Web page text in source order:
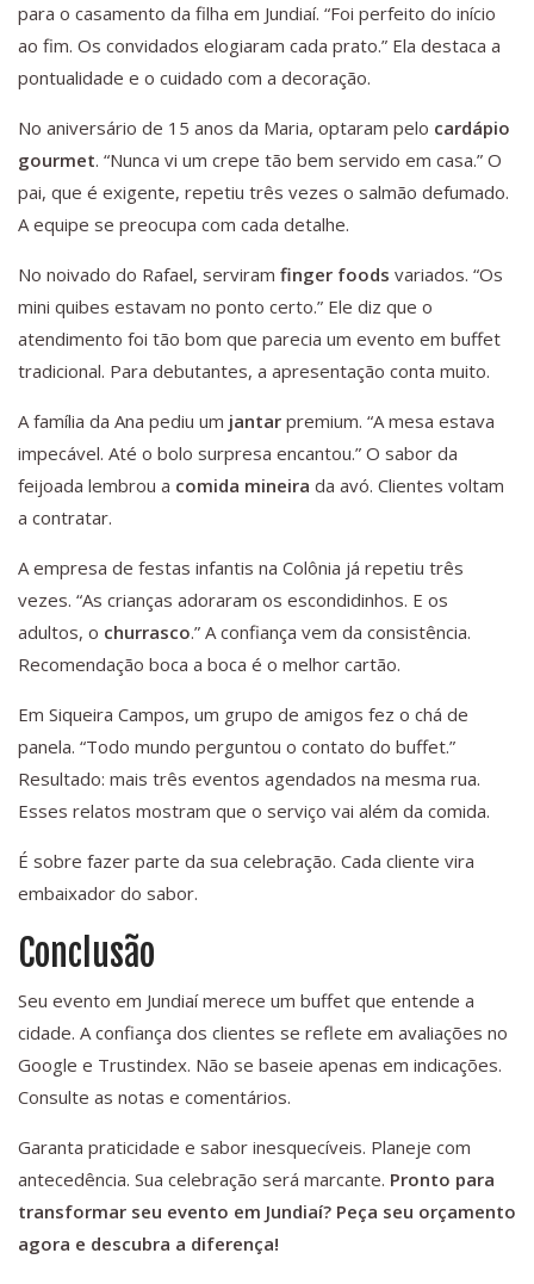
para o casamento da filha em Jundiaí. “Foi perfeito do início
ao fim. Os convidados elogiaram cada prato.” Ela destaca a
pontualidade e o cuidado com a decoração.
No aniversário de 15 anos da Maria, optaram pelo cardápio
gourmet. “Nunca vi um crepe tão bem servido em casa.” O
pai, que é exigente, repetiu três vezes o salmão defumado.
A equipe se preocupa com cada detalhe.
No noivado do Rafael, serviram finger foods variados. “Os
mini quibes estavam no ponto certo.” Ele diz que o
atendimento foi tão bom que parecia um evento em buffet
tradicional. Para debutantes, a apresentação conta muito.
A família da Ana pediu um jantar premium. “A mesa estava
impecável. Até o bolo surpresa encantou.” O sabor da
feijoada lembrou a comida mineira da avó. Clientes voltam
a contratar.
A empresa de festas infantis na Colônia já repetiu três
vezes. “As crianças adoraram os escondidinhos. E os
adultos, o churrasco.” A confiança vem da consistência.
Recomendação boca a boca é o melhor cartão.
Em Siqueira Campos, um grupo de amigos fez o chá de
panela. “Todo mundo perguntou o contato do buffet.”
Resultado: mais três eventos agendados na mesma rua.
Esses relatos mostram que o serviço vai além da comida.
É sobre fazer parte da sua celebração. Cada cliente vira
embaixador do sabor.
Conclusão
Seu evento em Jundiaí merece um buffet que entende a
cidade. A confiança dos clientes se reflete em avaliações no
Google e Trustindex. Não se baseie apenas em indicações.
Consulte as notas e comentários.
Garanta praticidade e sabor inesquecíveis. Planeje com
antecedência. Sua celebração será marcante. Pronto para
transformar seu evento em Jundiaí? Peça seu orçamento
agora e descubra a diferença!